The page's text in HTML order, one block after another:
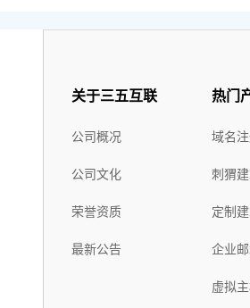
关于三五互联
公司概况
公司文化
荣誉资质
最新公告
热门
域名
刺猬
定制
企业
虚拟